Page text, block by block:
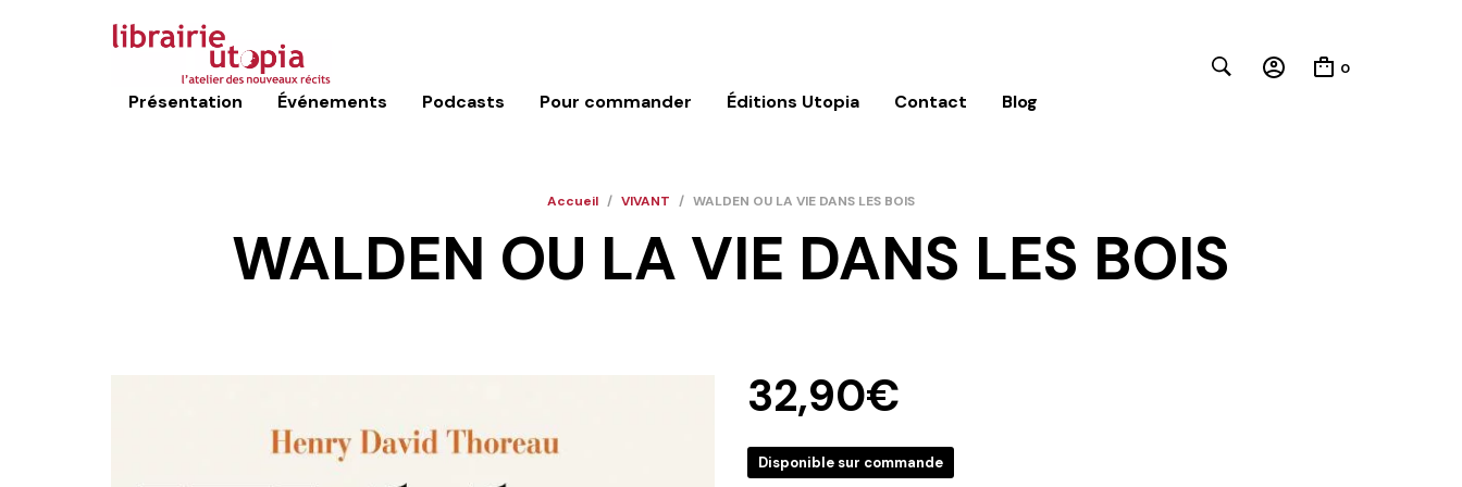
Présentation Événements Podcasts Pour commander Éditions Utopia Contact Blog
0
Accueil / VIVANT / WALDEN OU LA VIE DANS LES BOIS
WALDEN OU LA VIE DANS LES BOIS
32,90€
Disponible sur commande